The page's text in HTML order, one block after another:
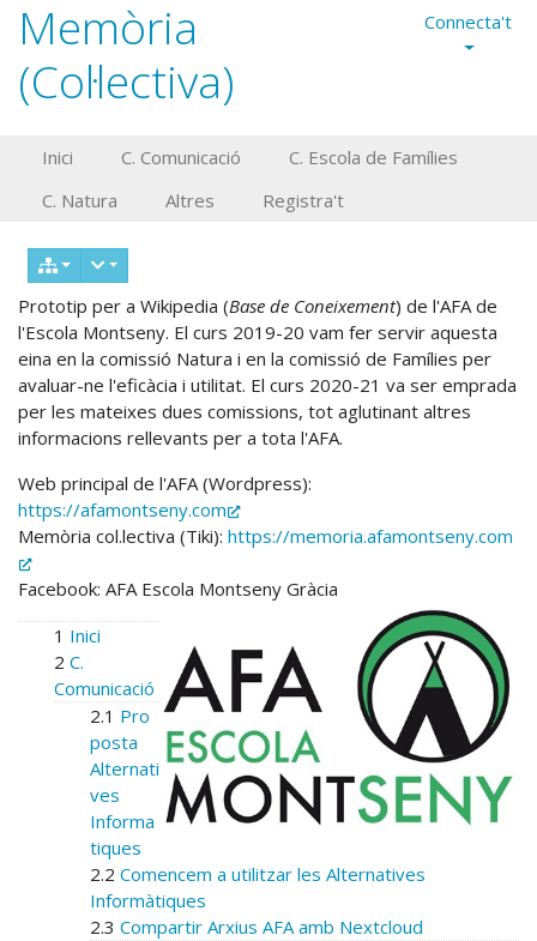
Memòria
(Col·lectiva)
Connecta't
Inici C. Comunicació
C. Escola de Famílies
C. Natura
Altres Registra't
Prototip per a Wikipedia (Base de Coneixement) de l'AFA de
l'Escola Montseny. El curs 2019-20 vam fer servir aquesta
eina en la comissió Natura i en la comissió de Famílies per
avaluar-ne l'eficàcia i utilitat. El curs 2020-21 va ser emprada
per les mateixes dues comissions, tot aglutinant altres
informacions rellevants per a tota l'AFA.
Web principal de l'AFA (Wordpress):
https://afamontseny.com
Memòria col.lectiva (Tiki): https://memoria.afamontseny.com
Facebook: AFA Escola Montseny Gràcia
1 Inici
2 C.
Comunicació
2.1 Pro
posta
Alternati
ves
Informa
tiques
2.2 Comencem a utilitzar les Alternatives
Informàtiques
2.3 Compartir Arxius AFA amb Nextcloud